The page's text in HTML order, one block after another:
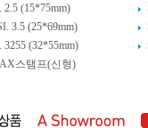
2.5 (15*75mm)
3.5 (25*69mm)
3255 (32*55mm)
스탬프(신형)